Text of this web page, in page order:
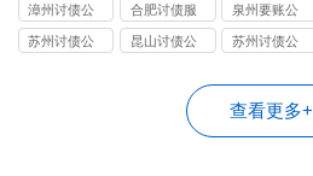
漳州讨债公
司
合肥讨债服
务
泉州要账公
司
苏州讨债公
昆山讨债公
苏州讨债公
查看更多+